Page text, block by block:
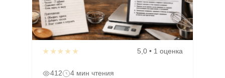
★★★★★ 5,0 • 1 оценка
412 4 мин чтения